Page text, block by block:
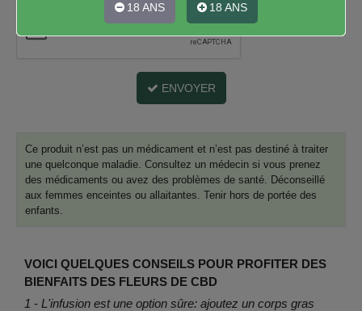
18 ANS 18 ANS
Ce produit n’est pas un médicament et n’est pas destiné à traiter
une quelconque maladie. Consultez un médecin si vous prenez
des médicaments ou avez des problèmes de santé. Déconseillé
aux femmes enceintes ou allaitantes. Tenir hors de portée des
enfants.
ENVOYER
VOICI QUELQUES CONSEILS POUR PROFITER DES
BIENFAITS DES FLEURS DE CBD
1 - L'infusion est une option sûre: ajoutez un corps gras